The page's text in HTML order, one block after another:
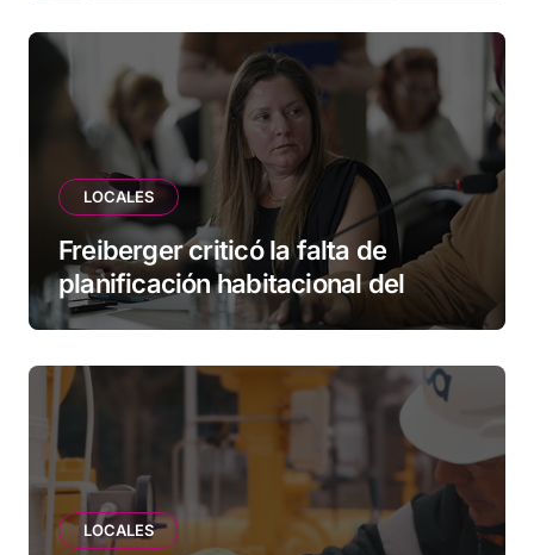
LOCALES
Freiberger criticó la falta de
planificación habitacional del
Municipio: “Vuoto deja afuera a
esperando”
LOCALES